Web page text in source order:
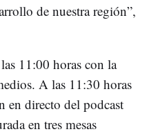
de nuestra región”,
11:00 horas con la
A las 11:30 horas
en directo del podcast
en tres mesas